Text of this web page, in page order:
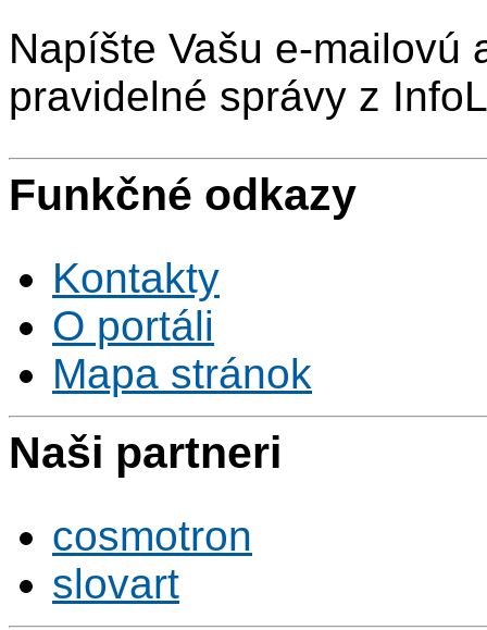
Napíšte Vašu e-mailovú
pravidelné správy z
Funkčné odkazy
Kontakty
O portáli
Mapa stránok
Naši partneri
cosmotron
slovart